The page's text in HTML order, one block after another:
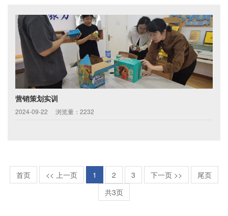
营销策划实训
2024-09-22 浏览量：2232
首页 << 上一页 1 2 3 下一页 >>
尾页
共3页